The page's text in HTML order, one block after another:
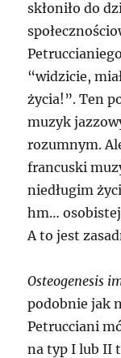
skłoniło do
“widzicie,
życia!”. Ten
muzyk
rozumnym.
francuski
niedługim
hm…
A to jest
Osteogenesis
podobnie jak
Petrucciani
na typ I lub II